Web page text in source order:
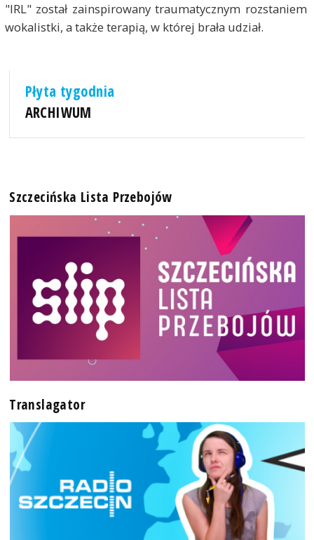
"IRL" został zainspirowany traumatycznym rozstaniem
wokalistki, a także terapią, w której brała udział.
Płyta tygodnia
ARCHIWUM
Szczecińska Lista Przebojów
Translagator